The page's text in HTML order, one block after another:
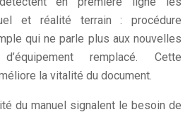
et réalité terrain : procédure
qui ne parle plus aux nouvelles
remplacé. Cette
la vitalité du document.
du manuel signalent le besoin de